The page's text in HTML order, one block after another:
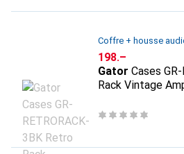
Coffre + housse
CHF
198.–
Gator Cases
Rack Vintage